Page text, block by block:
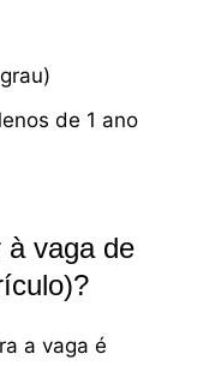
de 1 ano
vaga de
a vaga é